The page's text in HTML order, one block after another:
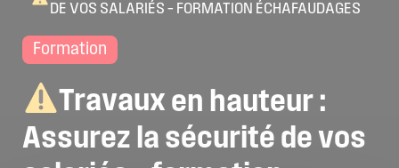
DE VOS SALARIÉS – FORMATION ÉCHAFAUDAGES
Formation
Travaux en hauteur :
Assurez la sécurité devos